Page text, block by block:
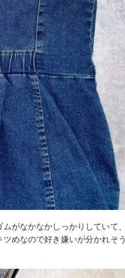
がなかなかしっかりしていて、
めなので好き嫌いが分かれそう